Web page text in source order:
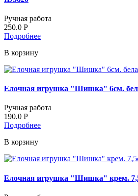
Ручная работа
250.0 Р
Подробнее
В корзину
Елочная игрушка "Шишка" 6см.
Ручная работа
190.0 Р
Подробнее
В корзину
Елочная игрушка "Шишка" крем.